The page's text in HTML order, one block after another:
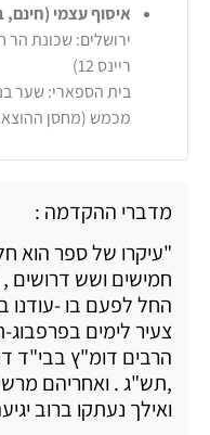
איסוף עצמי
ירושלים: שכונת
ריינס 12)
בית הספארי: שער
מכמש (מחסן
מדברי ההקדמה :
"עיקרו של ספר הוא
חמישים ושש
החל לפעם בו -עודנו
צעיר לימים
הרבים דומ"ץ בבי"ד
,תש"ג . ואחריהם
ואילך נעתקו ברוב